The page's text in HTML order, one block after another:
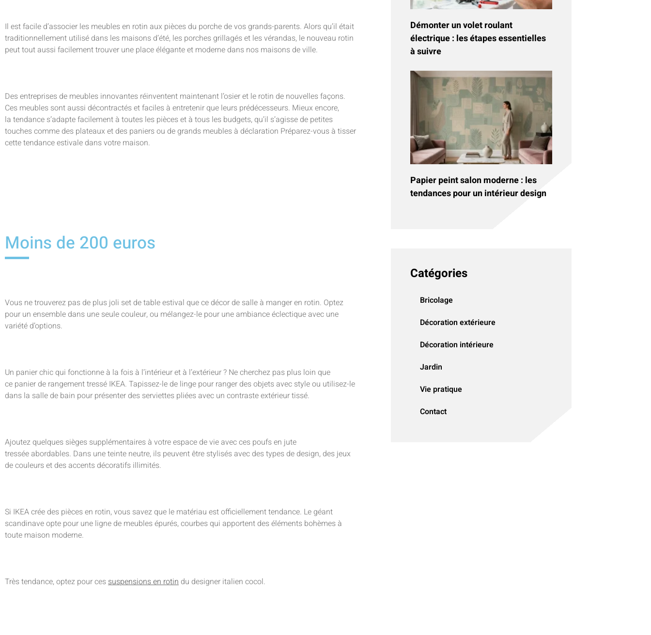
Il est facile d’associer les meubles en rotin aux pièces du porche de vos grands-parents. Alors qu’il était
traditionnellement utilisé dans les maisons d’été, les porches grillagés et les vérandas, le nouveau rotin
peut tout aussi facilement trouver une place élégante et moderne dans nos maisons de ville.
Des entreprises de meubles innovantes réinventent maintenant l’osier et le rotin de nouvelles façons.
Ces meubles sont aussi décontractés et faciles à entretenir que leurs prédécesseurs. Mieux encore,
la tendance s’adapte facilement à toutes les pièces et à tous les budgets, qu’il s’agisse de petites
touches comme des plateaux et des paniers ou de grands meubles à déclaration Préparez-vous à tisser
cette tendance estivale dans votre maison.
Moins de 200 euros
Vous ne trouverez pas de plus joli set de table estival que ce décor de salle à manger en rotin. Optez
pour un ensemble dans une seule couleur, ou mélangez-le pour une ambiance éclectique avec une
variété d’options.
Un panier chic qui fonctionne à la fois à l’intérieur et à l’extérieur ? Ne cherchez pas plus loin que
ce panier de rangement tressé IKEA. Tapissez-le de linge pour ranger des objets avec style ou utilisez-le
dans la salle de bain pour présenter des serviettes pliées avec un contraste extérieur tissé.
Ajoutez quelques sièges supplémentaires à votre espace de vie avec ces poufs en jute
tressée abordables. Dans une teinte neutre, ils peuvent être stylisés avec des types de design, des jeux
de couleurs et des accents décoratifs illimités.
Si IKEA crée des pièces en rotin, vous savez que le matériau est officiellement tendance. Le géant
scandinave opte pour une ligne de meubles épurés, courbes qui apportent des éléments bohèmes à
toute maison moderne.
Très tendance, optez pour ces suspensions en rotin du designer italien cocol.
Démonter un volet roulant
électrique : les étapes essentielles
à suivre
Papier peint salon moderne : les
tendances pour un intérieur design
Catégories
Bricolage
Décoration extérieure
Décoration intérieure
Jardin
Vie pratique
Contact